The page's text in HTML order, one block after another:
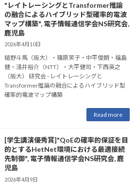
"レイトレーシングとTransformer推論
の融合によるハイブリッド型確率的電波
マップ構築", 電子情報通信学会NS研究会,
鹿児島
2026年4月10日
槌野斗馬（阪大）・篠原笑子・中平俊朗・福島
健・淺井裕介（NTT）・大平健司・下西英之
（阪大） 研究会 - レイトレーシングと
Transformer推論の融合によるハイブリッド型
確率的電波マップ構築
Read more
[学生講演優秀賞]"QoEの確率的保証を目
的とするHetNet環境における最適接続
先制御", 電子情報通信学会NS研究会, 鹿
児島
2026年4月9日